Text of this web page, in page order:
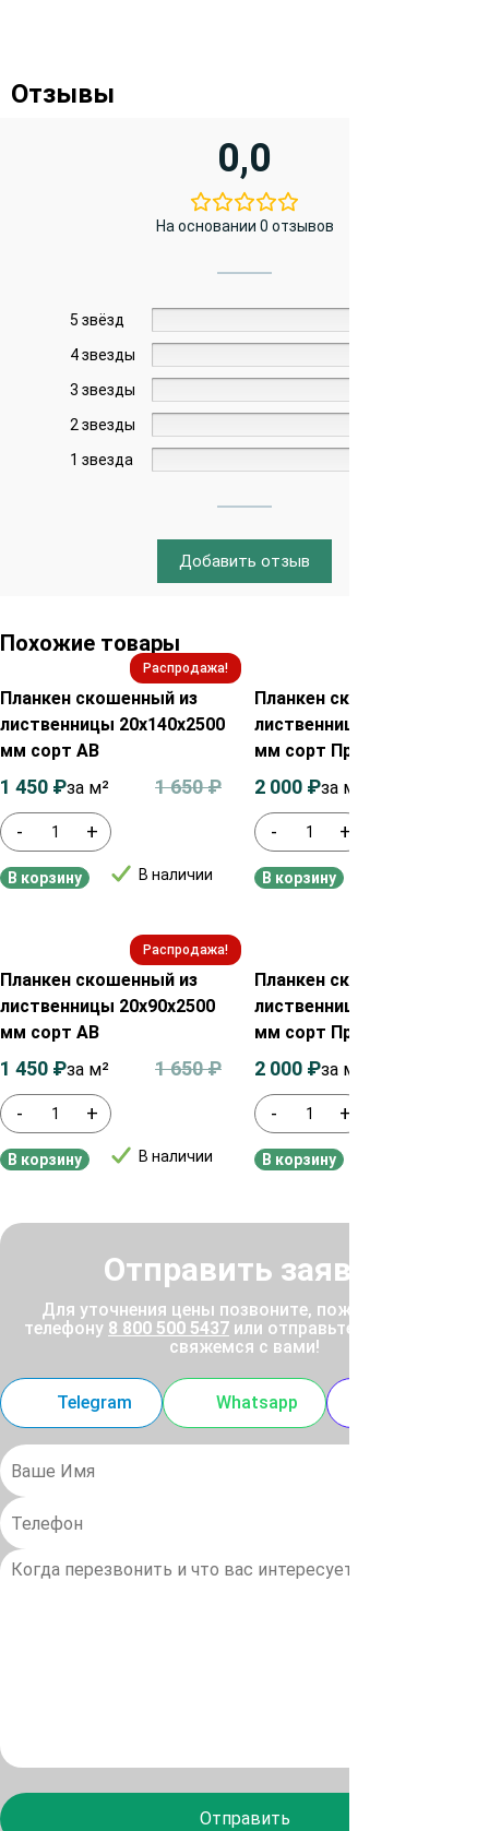
Отзывы
0,0
На основании 0 отзывов
5 звёзд
4 звезды
3 звезды
2 звезды
1 звезда
Добавить отзыв
Похожие товары
Распродажа!
Планкен скошенный из
лиственницы 20х140х2500
мм сорт АВ
- +
В наличии
1 650₽
1 450 ₽за м²
В корзину
Планкен скошенный из
лиственницы 20х90х2500
мм сорт Прима
- +
2 000 ₽за м²
В корзину
Распродажа!
Планкен скошенный из
лиственницы 20х90х2500
мм сорт АВ
- +
В наличии
1 650₽
1 450 ₽за м²
В корзину
Планкен скошенный из
лиственницы 20х140х2000
мм сорт Прима
- +
2 000 ₽за м²
В корзину
Отправить заявку
Для уточнения цены позвоните, пожалуйста, по
телефону 8 800 500 5437 или отправьте заявку, и мы
свяжемся с вами!
Telegram Whatsapp
Отправить